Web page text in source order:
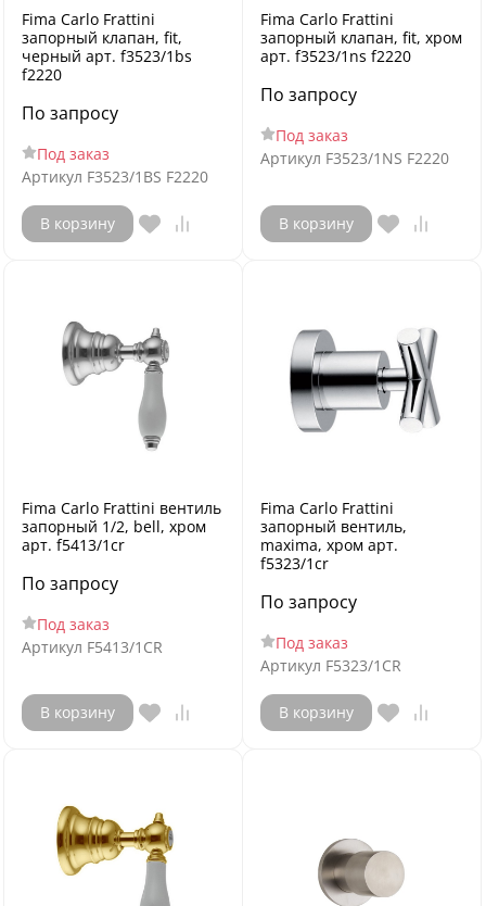
Fima Carlo Frattini
запорный клапан, fit,
черный арт. f3523/1bs
f2220
По запросу
Под заказ
Артикул F3523/1BS F2220
В корзину
Fima Carlo Frattini
запорный клапан, fit, хром
арт. f3523/1ns f2220
По запросу
Под заказ
Артикул F3523/1NS F2220
В корзину
Fima Carlo Frattini вентиль
запорный 1/2, bell, хром
арт. f5413/1cr
По запросу
Под заказ
Артикул F5413/1CR
В корзину
Fima Carlo Frattini
запорный вентиль,
maxima, хром арт.
f5323/1cr
По запросу
Под заказ
Артикул F5323/1CR
В корзину